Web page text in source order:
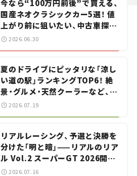
今なら“100万円前後”で買える、
国産ネオクラシックカー5選！ 値
上がり前に狙いたい、中古車探し
をお手伝い――ちょっとイケてるマ
2026.06.30
夏のドライブにピッタリな「涼し
い道の駅」ランキングTOP6！ 絶
景・グルメ・天然クーラーなど、避
暑におすすめのスポットを紹介
2026.07.19
リアルレーシング、予選と決勝を
分けた「明と暗」——リアルのリア
ル Vol.2 スーパーGT 2026開幕
戦 岡山国際サーキット
2026.07.16